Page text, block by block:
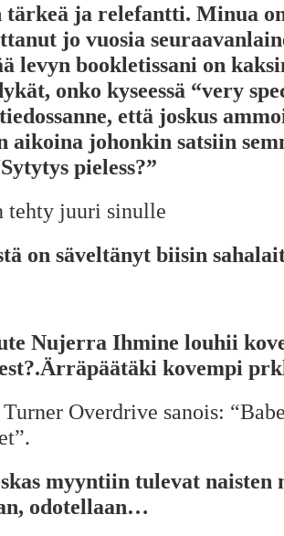
tärkeä ja relefantti. Minua
jo vuosia
levyn bookletissani on
onko kyseessä “very
että joskus
aikoina johonkin satsiin
pieless?”
tehty juuri sinulle
on säveltänyt biisin
Nujerra Ihmine louhii
kovempi
Overdrive sanois:
myyntiin tulevat naisten
odotellaan…